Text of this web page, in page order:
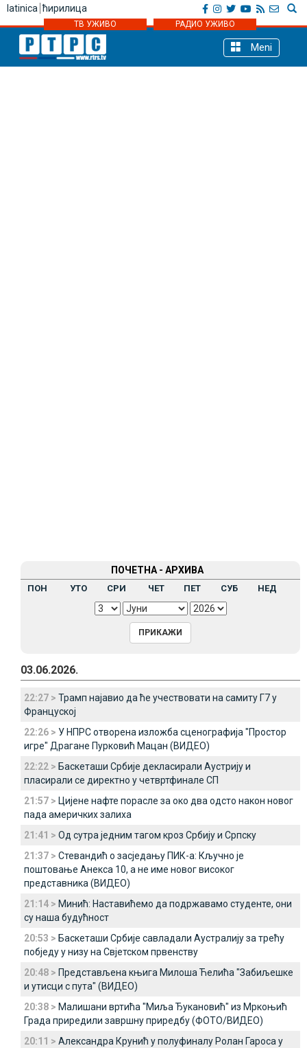
latinica ћирилица
ТВ УЖИВО РАДИО УЖИВО
Meni
ПОЧЕТНА - АРХИВА
ПОН УТО СРИ ЧЕТ ПЕТ СУБ НЕД
03.06.2026.
22:27 > Трамп најавио да ће учествовати на самиту Г7 у
Француској
22:26 > У НПРС отворена изложба сценографија "Простор
игре" Драгане Пурковић Мацан (ВИДЕО)
22:22 > Баскеташи Србије декласирали Аустрију и
пласирали се директно у четвртфинале СП
21:57 > Цијене нафте порасле за око два одсто након новог
пада америчких залиха
21:41 > Од сутра једним тагом кроз Србију и Српску
21:37 > Стевандић о засједању ПИК-а: Кључно је
поштовање Анекса 10, а не име новог високог
представника (ВИДЕО)
21:14 > Минић: Наставићемо да подржавамо студенте, они
су наша будућност
20:53 > Баскеташи Србије савладали Аустралију за трећу
побједу у низу на Свјетском првенству
20:48 > Представљена књига Милоша Ћелића "Забиљешке
и утисци с пута" (ВИДЕО)
20:38 > Малишани вртића "Миља Ђукановић" из Мркоњић
Града приредили завршну приредбу (ФОТО/ВИДЕО)
20:11 > Александра Крунић у полуфиналу Ролан Гароса у